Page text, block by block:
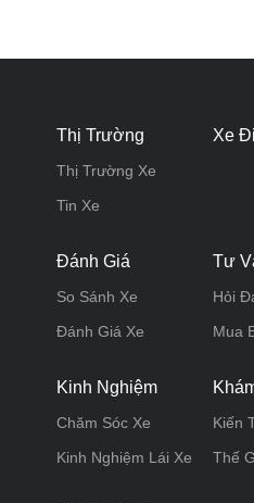
Thị Trường
Thị Trường Xe
Tin Xe
Xe
Đánh Giá
So Sánh Xe
Đánh Giá Xe
Tư
Hỏi
Mua
Kinh Nghiệm
Chăm Sóc Xe
Kinh Nghiệm Lái Xe
Kiến
Thế